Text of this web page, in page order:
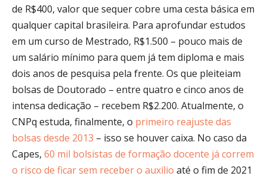
de R$400, valor que sequer cobre uma cesta básica em
qualquer capital brasileira. Para aprofundar estudos
em um curso de Mestrado, R$1.500 – pouco mais de
um salário mínimo para quem já tem diploma e mais
dois anos de pesquisa pela frente. Os que pleiteiam
bolsas de Doutorado – entre quatro e cinco anos de
intensa dedicação – recebem R$2.200. Atualmente, o
CNPq estuda, finalmente, o primeiro reajuste das
bolsas desde 2013 – isso se houver caixa. No caso da
Capes, 60 mil bolsistas de formação docente já correm
o risco de ficar sem receber o auxílio até o fim de 2021